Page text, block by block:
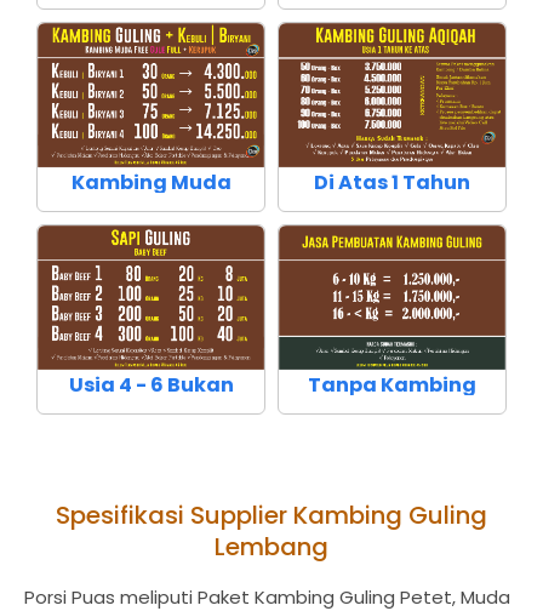
Kambing Muda Di Atas 1 Tahun
Usia 4 - 6 Bukan Tanpa Kambing
Spesifikasi Supplier Kambing Guling
Lembang
Porsi Puas meliputi Paket Kambing Guling Petet, Muda